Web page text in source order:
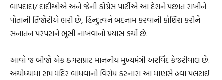
બાપદાદા/ દાદીઓએ અને જેની કોંગ્રેસ પાર્ટીએ આ દેશને પછાત રાખીને
પોતાની તિજોરીએ ભરી છે, હિન્દુત્વને બદનામ કરવાની કોશિશ કરીને
સનાતન પરંપરાને ભૂંસી નાખવાનો પ્રયાસ કર્યો છે.
આવો જ બીજો એક ઠગસમ્રાટ માનનીય મુખ્યમંત્રી અરવિંદ કેજરીવાલ છે.
અયોધ્યામાં રામ મંદિર બાંધવાનો વિરોધ કરનારા આ માણસે હવા પલટાઈ